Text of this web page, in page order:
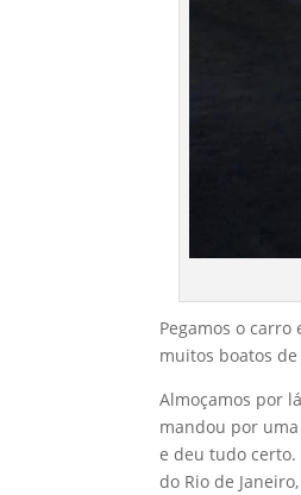
Pegamos o
muitos boatos
Almoçamos por
mandou por
e deu tudo certo.
do Rio de